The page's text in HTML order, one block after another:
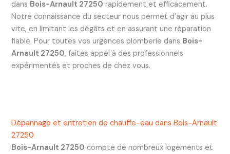
dans Bois-Arnault 27250 rapidement et efficacement.
Notre connaissance du secteur nous permet d’agir au plus
vite, en limitant les dégâts et en assurant une réparation
fiable. Pour toutes vos urgences plomberie dans Bois-
Arnault 27250, faites appel à des professionnels
expérimentés et proches de chez vous.
Dépannage et entretien de chauffe-eau dans Bois-Arnault
27250
Bois-Arnault 27250 compte de nombreux logements et